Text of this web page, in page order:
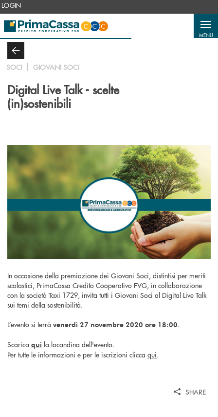
Salta al contenuto principale
LOGIN
MENU
SOCI GIOVANI SOCI
Digital Live Talk - scelte
(in)sostenibili
In occasione della premiazione dei Giovani Soci, distintisi per meriti
scolastici, PrimaCassa Credito Cooperativo FVG, in collaborazione
con la società Taxi 1729, invita tutti i Giovani Soci al Digital Live Talk
sui temi della sostenibilità.
L’evento si terrà venerdì 27 novembre 2020 ore 18:00.
Scarica qui la locandina dell'evento.
Per tutte le informazioni e per le iscrizioni clicca qui.
SHARE